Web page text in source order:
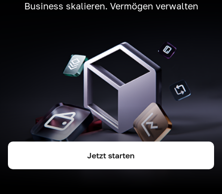
Business skalieren. Vermögen verwalten
Jetzt starten